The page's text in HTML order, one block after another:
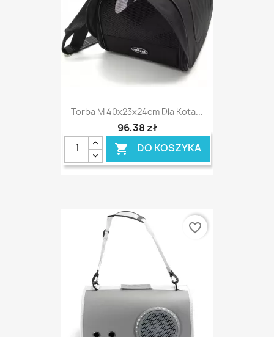
Torba M 40x23x24cm Dla Kota...
96,38 zł
 DO KOSZYKA
favorite_border